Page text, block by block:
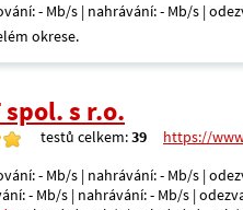
- Mb/s | nahrávání: - Mb/s |
okrese.
spol. s r.o.
testů celkem:39
https://
- Mb/s | nahrávání: - Mb/s |
- Mb/s | nahrávání: - Mb/s |